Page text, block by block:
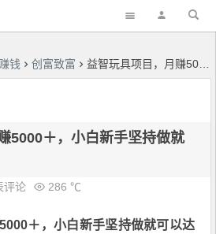
钱 创富致富 益智玩具项目，月赚5000＋，小白新手坚持做就可以达到【揭秘】
5000＋，小白新手坚持做就
评论 286 ℃
＋，小白新手坚持做就可以达